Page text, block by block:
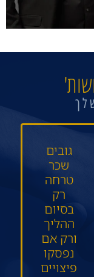
גובים
שכר
טרחה
רק
בסיום
ההליך
ורק אם
נפסקו
פיצויים